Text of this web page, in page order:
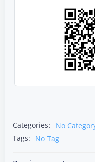
Categories:
No
Tags:
No Tag